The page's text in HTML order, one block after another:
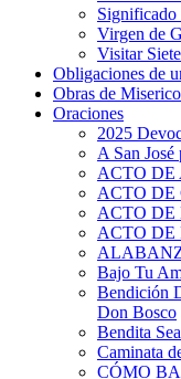
Significado
Virgen de
Visitar
Obligaciones de
Obras de
Oraciones
2025
A San José
ACTO DE
ACTO DE
ACTO DE
ACTO DE
Bajo Tu
Bendición
Don Bosco
Bendita
Caminata
CÓMO